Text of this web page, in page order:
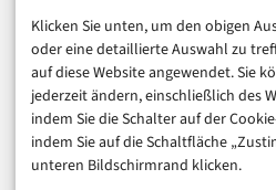
Klicken Sie unten, um den obigen
oder eine detaillierte Auswahl zu
auf diese Website angewendet. Sie
jederzeit ändern, einschließlich des
indem Sie die Schalter auf der
indem Sie auf die Schaltfläche
unteren Bildschirmrand klicken.
Technologie & IT
E-Commerce & Handel
Consumer & Digital Life
Marketing
Finanzen & FinTech
Business & Karriere